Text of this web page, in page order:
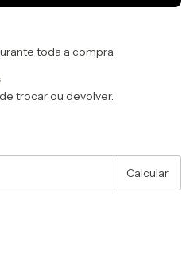
toda a compra.
trocar ou devolver.
Calcular